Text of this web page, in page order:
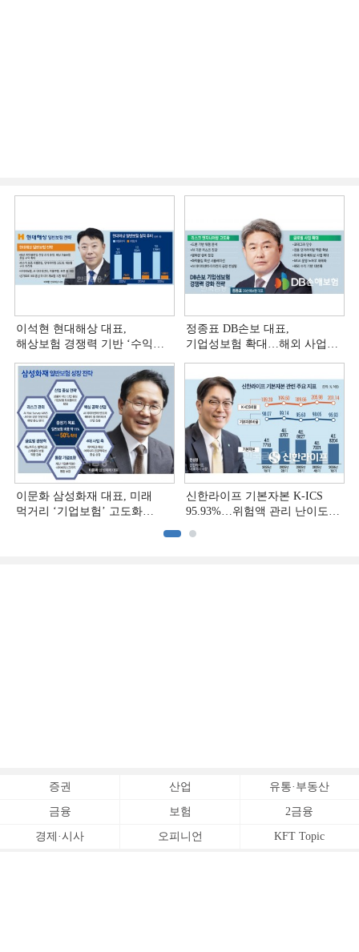
이석현 현대해상 대표,
해상보험 경쟁력 기반 ‘수익
(3)]
정종표 DB손보 대표,
기업성보험 확대…해외 사업
이문화 삼성화재 대표, 미래
먹거리 ‘기업보험’ 고도화
신한라이프 기본자본 K-ICS
95.93%…위험액 관리 난이도
증권 산업 유통·부동산
금융 보험 2금융
경제·시사 오피니언 KFT Topic